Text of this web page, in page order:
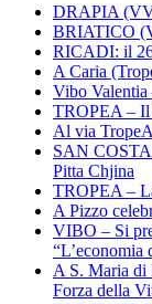
DRAPIA
BRIATICO
RICADI: il 26
A Caria
Vibo Valentia
TROPEA – Il
Al via
SAN
Pitta Chjina
TROPEA –
A Pizzo
VIBO – Si
“L’economia
A S. Maria di
Forza della